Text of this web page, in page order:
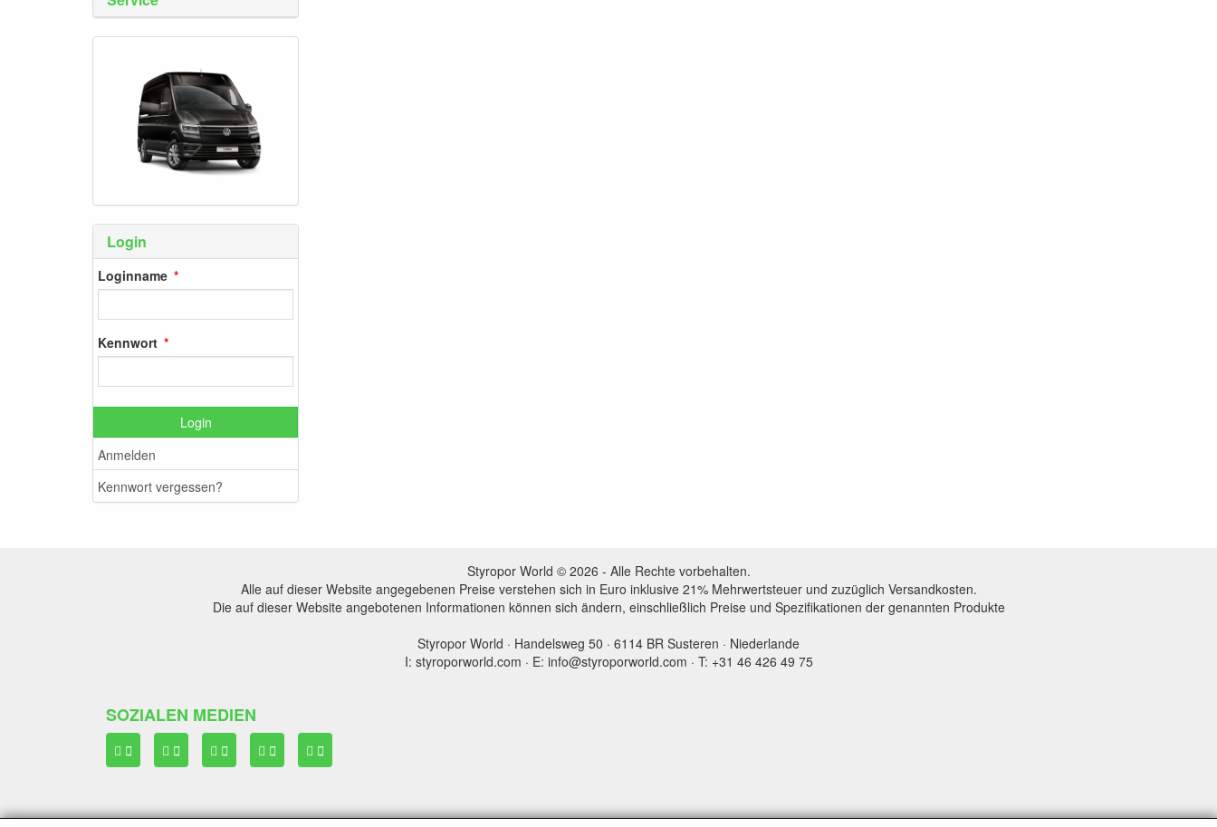
Login
Loginname
Kennwort
Login
Anmelden
Kennwort vergessen?
Styropor World © 2026 - Alle Rechte vorbehalten.
Alle auf dieser Website angegebenen Preise verstehen sich in Euro inklusive 21% Mehrwertsteuer und zuzüglich Versandkosten.
Die auf dieser Website angebotenen Informationen können sich ändern, einschließlich Preise und Spezifikationen der genannten Produkte
Styropor World · Handelsweg 50 · 6114 BR Susteren · Niederlande
I: styroporworld.com · E: info@styroporworld.com · T: +31 46 426 49 75
SOZIALEN MEDIEN